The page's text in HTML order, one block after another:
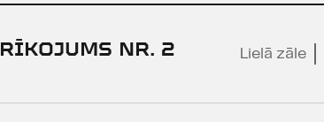
RĪKOJUMS NR. 2 Lielā zāle